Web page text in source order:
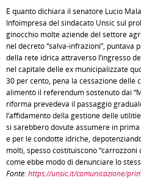
È quanto dichiara il senatore Lucio
Infoimpresa del sindacato Unsic sul
ginocchio molte aziende del settore
nel decreto “salva-infrazioni”,
della rete idrica attraverso l’ingresso
nel capitale delle ex municipalizzate
30 per cento, pena la cessazione delle
alimentò il referendum sostenuto dai
riforma prevedeva il passaggio
l’affidamento della gestione delle
si sarebbero dovute assumere in
e per le condotte idriche,
molti, spesso costituiscono
come ebbe modo di denunciare lo
Fonte:https://unsic.it/comunicazione/